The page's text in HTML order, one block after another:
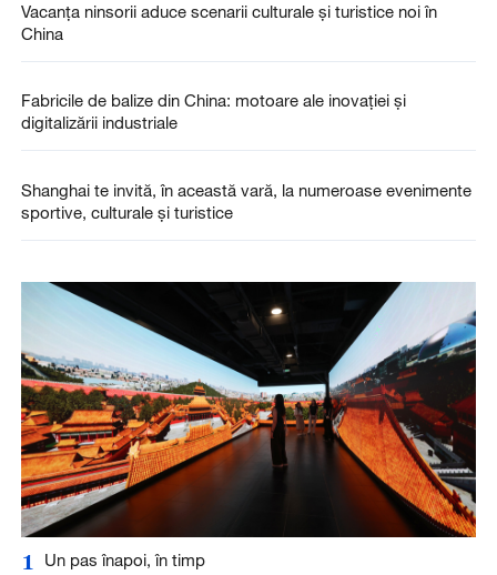
Vacanța ninsorii aduce scenarii culturale și turistice noi în
China
Fabricile de balize din China: motoare ale inovației și
digitalizării industriale
Shanghai te invită, în această vară, la numeroase evenimente
sportive, culturale și turistice
1 Un pas înapoi, în timp